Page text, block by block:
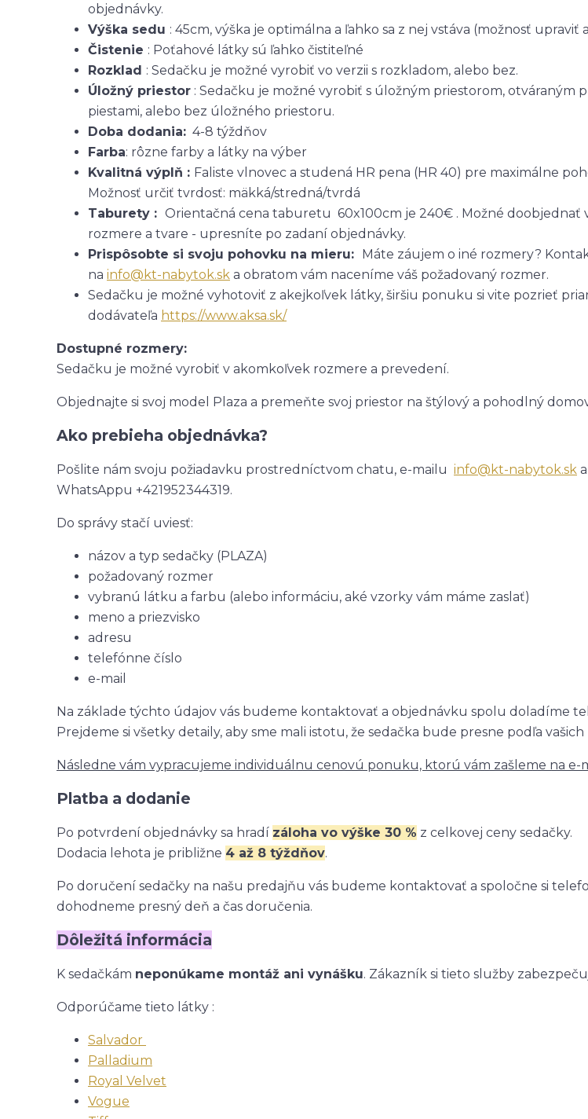
objednávky.
Výška sedu : 45cm, výška je optimálna a ľahko sa z nej vstáva (možnosť upraviť
Čistenie : Poťahové látky sú ľahko čistiteľné
Rozklad : Sedačku je možné vyrobiť vo verzii s rozkladom, alebo bez.
Úložný priestor : Sedačku je možné vyrobiť s úložným priestorom, otváraným
piestami, alebo bez úložného priestoru.
Doba dodania: 4-8 týždňov
Farba: rôzne farby a látky na výber
Kvalitná výplň : Faliste vlnovec a studená HR pena (HR 40) pre maximálne
Možnosť určiť tvrdosť: mäkká/stredná/tvrdá
Taburety : Orientačná cena taburetu 60x100cm je 240€ . Možné doobjednať
rozmere a tvare - upresníte po zadaní objednávky.
Prispôsobte si svoju pohovku na mieru: Máte záujem o iné rozmery?
na info@kt-nabytok.sk a obratom vám naceníme váš požadovaný rozmer.
Sedačku je možné vyhotoviť z akejkoľvek látky, širšiu ponuku si vite pozrieť
dodávateľa https://www.aksa.sk/
Dostupné rozmery:
Sedačku je možné vyrobiť v akomkoľvek rozmere a prevedení.
Objednajte si svoj model Plaza a premeňte svoj priestor na štýlový a pohodlný
Ako prebieha objednávka?
Pošlite nám svoju požiadavku prostredníctvom chatu, e-mailu info@kt-nabytok.sk
WhatsAppu +421952344319.
Do správy stačí uviesť:
názov a typ sedačky (PLAZA)
požadovaný rozmer
vybranú látku a farbu (alebo informáciu, aké vzorky vám máme zaslať)
meno a priezvisko
adresu
telefónne číslo
e-mail
Na základe týchto údajov vás budeme kontaktovať a objednávku spolu doladíme
Prejdeme si všetky detaily, aby sme mali istotu, že sedačka bude presne podľa vašich
Následne vám vypracujeme individuálnu cenovú ponuku, ktorú vám zašleme na e-
Platba a dodanie
Po potvrdení objednávky sa hradí záloha vo výške 30 % z celkovej ceny sedačky.
Dodacia lehota je približne 4 až 8 týždňov.
Po doručení sedačky na našu predajňu vás budeme kontaktovať a spoločne si
dohodneme presný deň a čas doručenia.
Dôležitá informácia
K sedačkám neponúkame montáž ani vynášku. Zákazník si tieto služby
Odporúčame tieto látky :
Salvador
Palladium
Royal Velvet
Vogue